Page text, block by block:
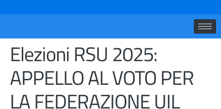
Elezioni RSU 2025:
APPELLO AL VOTO PER
LA FEDERAZIONE UIL